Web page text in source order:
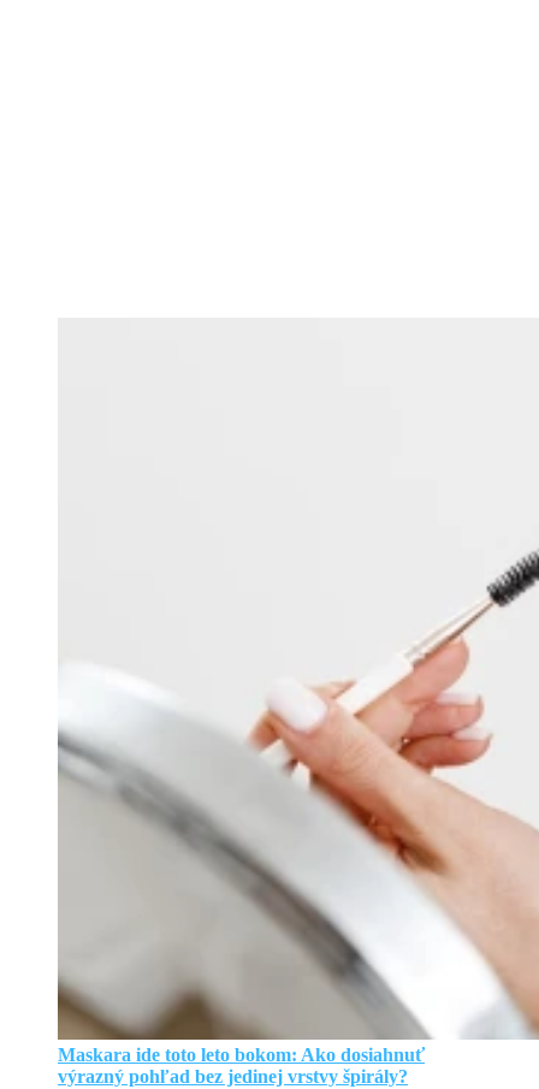
Maskara ide toto leto bokom: Ako dosiahnuť
výrazný pohľad bez jedinej vrstvy špirály?